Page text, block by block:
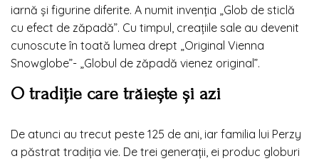
iarnă și figurine diferite. A numit invenția „Glob de sticlă
cu efect de zăpadă”. Cu timpul, creațiile sale au devenit
cunoscute în toată lumea drept „Original Vienna
Snowglobe”- „Globul de zăpadă vienez original”.
O tradiție care trăiește și azi
De atunci au trecut peste 125 de ani, iar familia lui Perzy
a păstrat tradiția vie. De trei generații, ei produc globuri